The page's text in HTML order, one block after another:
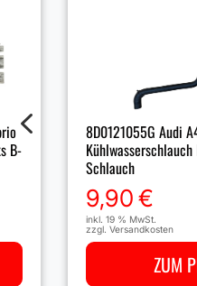
B-
8D0121055G Audi
Schlauch
9,90€
inkl. 19 % MwSt.
zzgl. Versandkosten
ZUM
4